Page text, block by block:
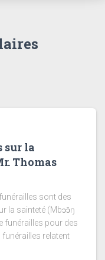
sur la
Thomas
sont des
la sainteté (Mbɔɔ̄ŋ
funérailles pour des
relatent